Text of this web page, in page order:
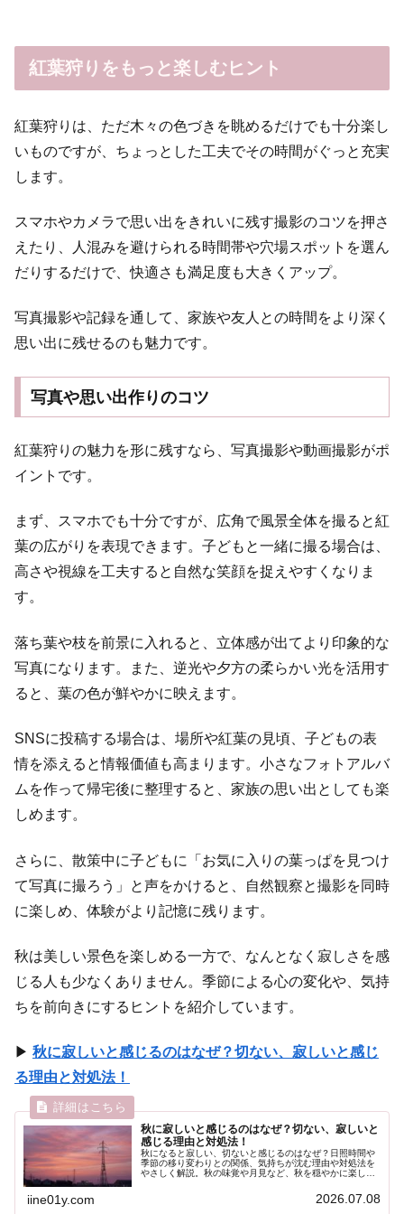
紅葉狩りをもっと楽しむヒント
紅葉狩りは、ただ木々の色づきを眺めるだけでも十分楽し
いものですが、ちょっとした工夫でその時間がぐっと充実
します。
スマホやカメラで思い出をきれいに残す撮影のコツを押さ
えたり、人混みを避けられる時間帯や穴場スポットを選ん
だりするだけで、快適さも満足度も大きくアップ。
写真撮影や記録を通して、家族や友人との時間をより深く
思い出に残せるのも魅力です。
写真や思い出作りのコツ
紅葉狩りの魅力を形に残すなら、写真撮影や動画撮影がポ
イントです。
まず、スマホでも十分ですが、広角で風景全体を撮ると紅
葉の広がりを表現できます。子どもと一緒に撮る場合は、
高さや視線を工夫すると自然な笑顔を捉えやすくなりま
す。
落ち葉や枝を前景に入れると、立体感が出てより印象的な
写真になります。また、逆光や夕方の柔らかい光を活用す
ると、葉の色が鮮やかに映えます。
SNSに投稿する場合は、場所や紅葉の見頃、子どもの表
情を添えると情報価値も高まります。小さなフォトアルバ
ムを作って帰宅後に整理すると、家族の思い出としても楽
しめます。
さらに、散策中に子どもに「お気に入りの葉っぱを見つけ
て写真に撮ろう」と声をかけると、自然観察と撮影を同時
に楽しめ、体験がより記憶に残ります。
秋は美しい景色を楽しめる一方で、なんとなく寂しさを感
じる人も少なくありません。季節による心の変化や、気持
ちを前向きにするヒントを紹介しています。
▶ 秋に寂しいと感じるのはなぜ？切ない、寂しいと感じ
る理由と対処法！
秋に寂しいと感じるのはなぜ？切ない、寂しいと
感じる理由と対処法！
秋になると寂しい、切ないと感じるのはなぜ？日照時間や
季節の移り変わりとの関係、気持ちが沈む理由や対処法を
やさしく解説。秋の味覚や月見など、秋を穏やかに楽しむ
iine01y.com 2026.07.08